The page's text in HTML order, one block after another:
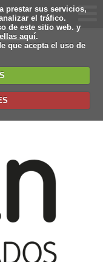
prestar sus servicios,
el tráfico.
de este sitio web. y
aquí.
que acepta el uso de